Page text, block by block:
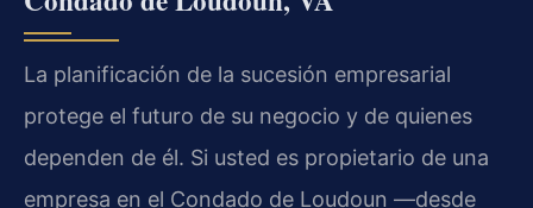
La planificación de la sucesión empresarial
protege el futuro de su negocio y de quienes
dependen de él. Si usted es propietario de una
empresa en el Condado de Loudoun —desde